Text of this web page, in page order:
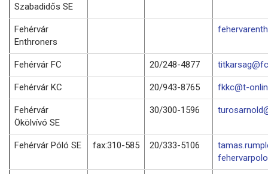
Szabadidős SE
Fehérvár
Enthroners
Fehérvár FC 20/248-4877
Fehérvár KC 20/943-8765 fkkc@t-
Fehérvár
Ökölvívó SE
30/300-1596
Fehérvár Póló SE fax:310-585 20/333-5106